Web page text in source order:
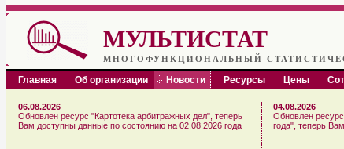
МУЛЬТИСТАТ
МНОГОФУНКЦИОНАЛЬНЫЙ
Главная Об организации Новости Ресурсы Цены
06.08.2026
Обновлен ресурс "Картотека арбитражных дел", теперь
Вам доступны данные по состоянию на 02.08.2026 года
04.08.2026
Обновлен
года", теперь